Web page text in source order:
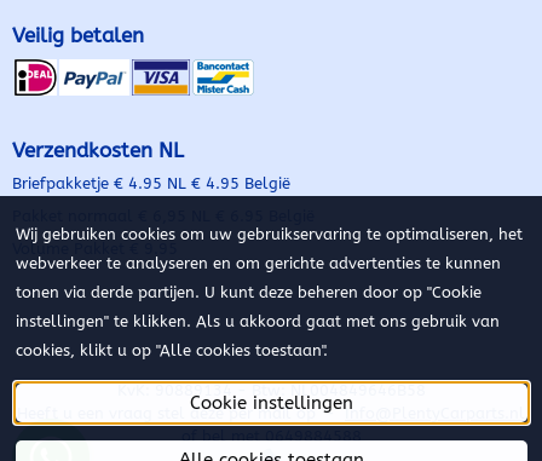
Veilig betalen
Verzendkosten NL
Briefpakketje € 4.95 NL € 4.95 België
Volume Pakket € 9.95
Heeft u een vraag stel deze per mail op -Info@PlentyCarparts.nl
of bel met 0649884588
Wij gebruiken cookies om uw gebruikservaring te optimaliseren, het
webverkeer te analyseren en om gerichte advertenties te kunnen
tonen via derde partijen. U kunt deze beheren door op "Cookie
instellingen" te klikken. Als u akkoord gaat met ons gebruik van
cookies, klikt u op "Alle cookies toestaan".
Cookie instellingen